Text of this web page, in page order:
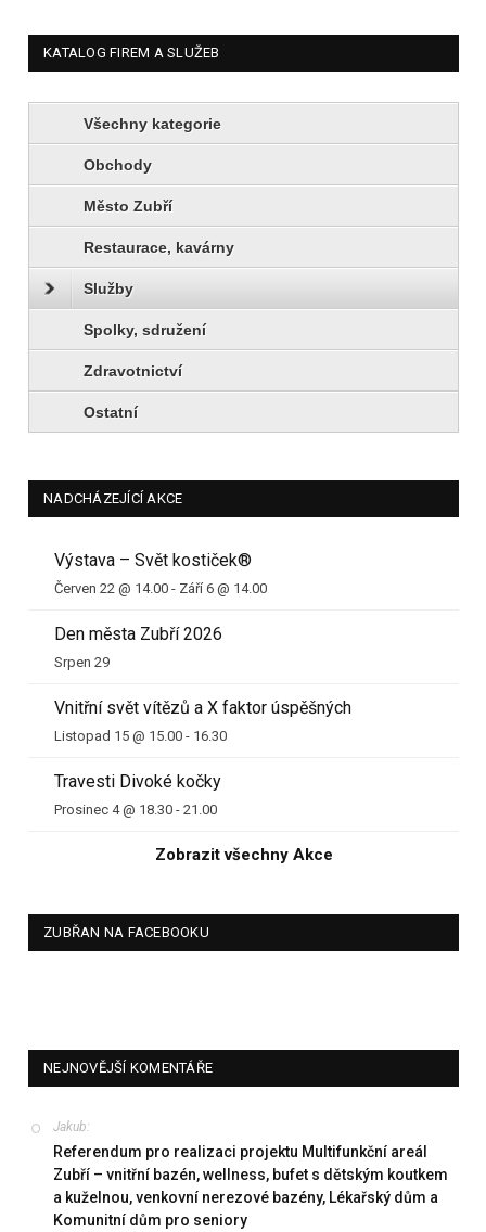
KATALOG FIREM A SLUŽEB
Všechny kategorie
Obchody
Město Zubří
Restaurace, kavárny
Služby
Spolky, sdružení
Zdravotnictví
Ostatní
NADCHÁZEJÍCÍ AKCE
Výstava – Svět kostiček®
Červen 22 @ 14.00 - Září 6 @ 14.00
Den města Zubří 2026
Srpen 29
Vnitřní svět vítězů a X faktor úspěšných
Listopad 15 @ 15.00 - 16.30
Travesti Divoké kočky
Prosinec 4 @ 18.30 - 21.00
Zobrazit všechny Akce
ZUBŘAN NA FACEBOOKU
NEJNOVĚJŠÍ KOMENTÁŘE
Jakub:
Referendum pro realizaci projektu Multifunkční areál
Zubří – vnitřní bazén, wellness, bufet s dětským koutkem
a kuželnou, venkovní nerezové bazény, Lékařský dům a
Komunitní dům pro seniory